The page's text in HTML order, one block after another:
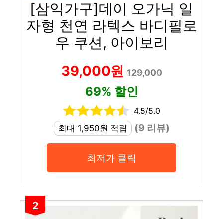
[삼익가구]데이 오가닉 일
자형 천연 라텍스 바디필로
우 쿠션, 아이보리
39,000원129,000
69% 할인
4.5/5.0
최대 1,950원 적립
(9 리뷰)
최저가 클릭
2